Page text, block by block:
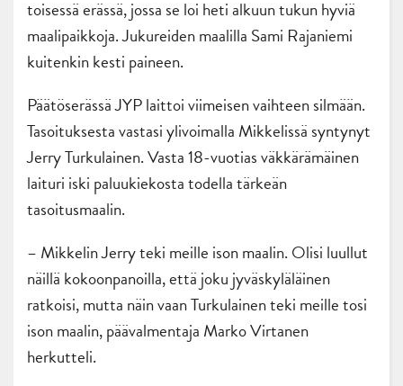
toisessä erässä, jossa se loi heti alkuun tukun hyviä
maalipaikkoja. Jukureiden maalilla Sami Rajaniemi
kuitenkin kesti paineen.
Päätöserässä JYP laittoi viimeisen vaihteen silmään.
Tasoituksesta vastasi ylivoimalla Mikkelissä syntynyt
Jerry Turkulainen. Vasta 18-vuotias väkkärämäinen
laituri iski paluukiekosta todella tärkeän
tasoitusmaalin.
– Mikkelin Jerry teki meille ison maalin. Olisi luullut
näillä kokoonpanoilla, että joku jyväskyläläinen
ratkoisi, mutta näin vaan Turkulainen teki meille tosi
ison maalin, päävalmentaja Marko Virtanen
herkutteli.